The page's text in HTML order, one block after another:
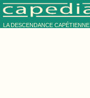
LA DESCENDANCE CAPÉTIENNE